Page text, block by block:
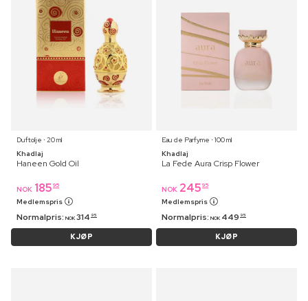
Duftolje ⋅ 20 ml
Khadlaj
Haneen Gold Oil
NOK 185 95
Medlemspris
Normalpris: NOK 314 95
KJØP
Eau de Parfyme ⋅ 100 ml
Khadlaj
La Fede Aura Crisp Flower
NOK 245 95
Medlemspris
Normalpris: NOK 449 95
KJØP